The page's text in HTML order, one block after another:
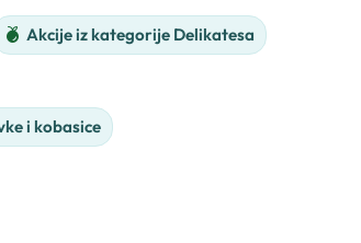
Akcije iz kategorije Delikatesa
i kobasice